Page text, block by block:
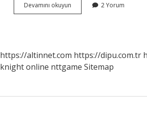
Devamını okuyun Çiftetelli
Oynarken
2 Yorum
https://altinnet.com https://dipu.com.tr
knight online nttgame Sitemap